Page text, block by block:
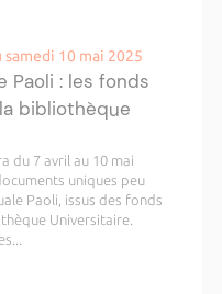
10 mai 2025
Paoli : les fonds
bibliothèque
du 7 avril au 10 mai
uniques peu
Paoli, issus des fonds
Universitaire.